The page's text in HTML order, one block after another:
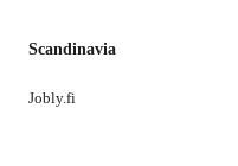
Scandinavia
Jobly.fi